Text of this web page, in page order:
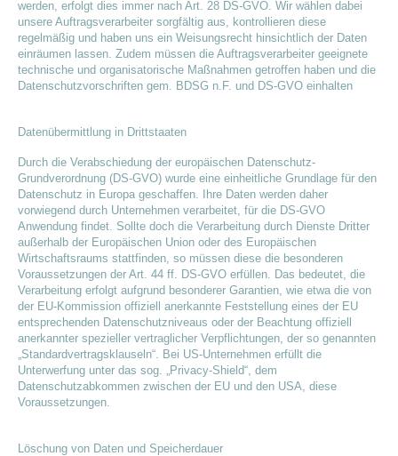
werden, erfolgt dies immer nach Art. 28 DS-GVO. Wir wählen dabei
unsere Auftragsverarbeiter sorgfältig aus, kontrollieren diese
regelmäßig und haben uns ein Weisungsrecht hinsichtlich der Daten
einräumen lassen. Zudem müssen die Auftragsverarbeiter geeignete
technische und organisatorische Maßnahmen getroffen haben und die
Datenschutzvorschriften gem. BDSG n.F. und DS-GVO einhalten
Datenübermittlung in Drittstaaten
Durch die Verabschiedung der europäischen Datenschutz-
Grundverordnung (DS-GVO) wurde eine einheitliche Grundlage für den
Datenschutz in Europa geschaffen. Ihre Daten werden daher
vorwiegend durch Unternehmen verarbeitet, für die DS-GVO
Anwendung findet. Sollte doch die Verarbeitung durch Dienste Dritter
außerhalb der Europäischen Union oder des Europäischen
Wirtschaftsraums stattfinden, so müssen diese die besonderen
Voraussetzungen der Art. 44 ff. DS-GVO erfüllen. Das bedeutet, die
Verarbeitung erfolgt aufgrund besonderer Garantien, wie etwa die von
der EU-Kommission offiziell anerkannte Feststellung eines der EU
entsprechenden Datenschutzniveaus oder der Beachtung offiziell
anerkannter spezieller vertraglicher Verpflichtungen, der so genannten
„Standardvertragsklauseln“. Bei US-Unternehmen erfüllt die
Unterwerfung unter das sog. „Privacy-Shield“, dem
Datenschutzabkommen zwischen der EU und den USA, diese
Voraussetzungen.
Löschung von Daten und Speicherdauer